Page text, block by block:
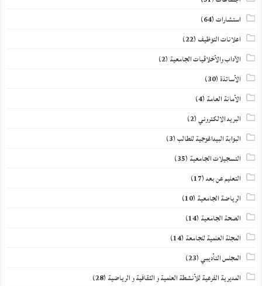
استشارات(64)
اعلانات التوظيف (22)
الآداب والأخلاقيات الجامعية (2)
الأساتذة(30)
الأمانة العامة (4)
البريد الالكتروني(2)
البوابة البيداغوجية للطالب(3)
التسجيلات الجامعية (35)
التعليم عن بعد(17)
الرياضة الجامعية (10)
الصحة الجامعية (14)
المجلة العلمية للجامعة (14)
المجلس التأديبي(23)
المديرية الفرعية للأنشطة العلمية و الثقافية و الرياضية (28)